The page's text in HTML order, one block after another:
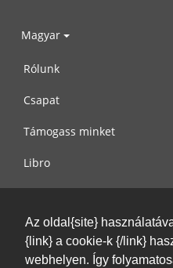
Az oldal{site}
{link} a cookie-k {/link}
webhelyen. Így
Magyar
Rólunk
Csapat
Támogass minket
Libro
Használati feltételek
Írj nekünk